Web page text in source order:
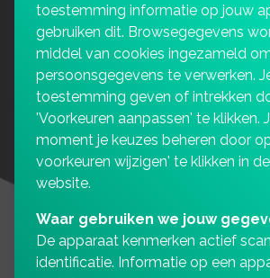
toestemming informatie op jouw
gebruiken dit. Browsegegevens
middel van cookies ingezameld
persoonsgegevens te verwerken.
toestemming geven of intrekken
'Voorkeuren aanpassen' te klikken.
moment je keuzes beheren door
voorkeuren wijzigen' te klikken in
website.
Waar gebruiken we jouw
De apparaat kenmerken actief
identificatie. Informatie op een